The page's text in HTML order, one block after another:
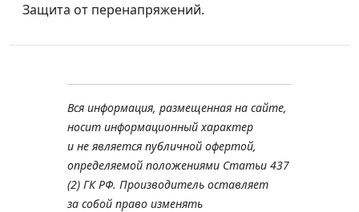
Защита от перенапряжений.
Вся информация, размещенная на сайте,
носит информационный характер
и не является публичной офертой,
определяемой положениями Статьи 437
(2) ГК РФ. Производитель оставляет
за собой право изменять